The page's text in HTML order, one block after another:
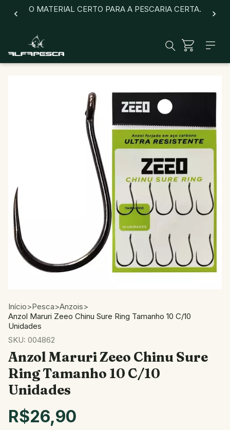
O MATERIAL CERTO PARA A PESCARIA CERTA.
Início>Pesca>Anzois>
Anzol Maruri Zeeo Chinu Sure Ring Tamanho 10 C/10
Unidades
SKU: 004862
Anzol Maruri Zeeo Chinu Sure
Ring Tamanho 10 C/10
Unidades
R$26,90